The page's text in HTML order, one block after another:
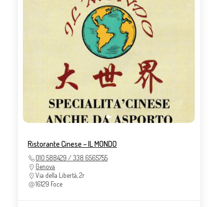
Ristorante Cinese – IL MONDO
010 588429 / 338 6565755
Genova
Via della Libertà, 2r
16129 Foce